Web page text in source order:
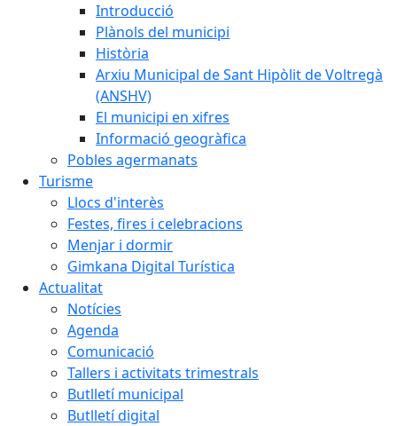
Introducció
Plànols del municipi
Història
Arxiu Municipal de Sant Hipòlit de Voltregà
(ANSHV)
El municipi en xifres
Informació geogràfica
Pobles agermanats
Turisme
Llocs d'interès
Festes, fires i celebracions
Menjar i dormir
Gimkana Digital Turística
Actualitat
Notícies
Agenda
Comunicació
Tallers i activitats trimestrals
Butlletí municipal
Butlletí digital